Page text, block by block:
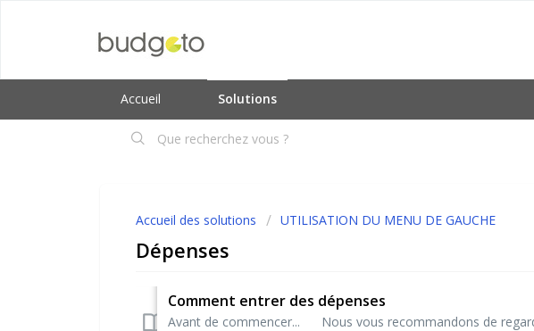
Accueil Solutions
Accueil des solutions UTILISATION DU MENU DE GAUCHE
Dépenses
Comment entrer des dépenses
Avant de commencer... Nous vous recommandons de